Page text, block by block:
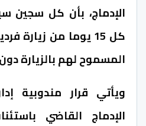
الإدماج، بأن كل سجين
كل 15 يوما من زيارة
المسموح لهم بالزيارة
ويأتي قرار مندوبية
الإدماج القاضي